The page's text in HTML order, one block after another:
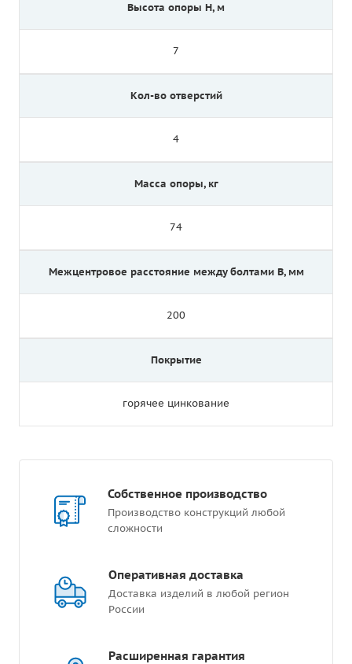
Высота опоры Н, м
7
Кол-во отверстий
4
Масса опоры, кг
74
Межцентровое расстояние между болтами B, мм
200
Покрытие
горячее цинкование
Собственное производство
Производство конструкций любой
сложности
Оперативная доставка
Доставка изделий в любой регион
России
Расширенная гарантия